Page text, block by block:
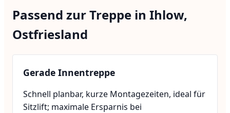
Passend zur Treppe in Ihlow,
Ostfriesland
Gerade Innentreppe
Schnell planbar, kurze Montagezeiten, ideal für
Sitzlift; maximale Ersparnis bei